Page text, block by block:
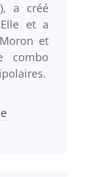
a créé
et a
et
combo